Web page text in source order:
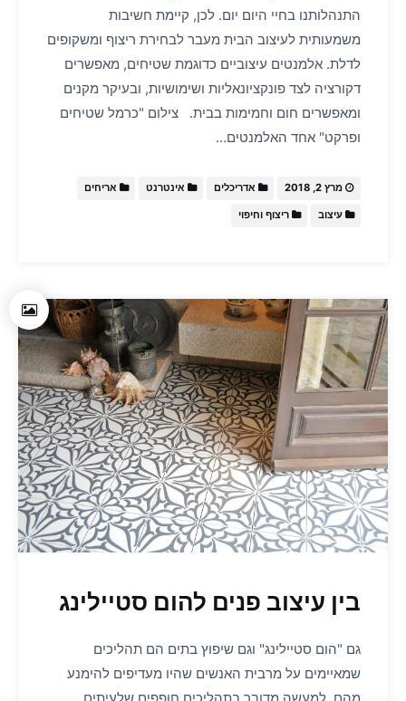
התנהלותנו בחיי היום יום. לכן, קיימת חשיבות
משמעותית לעיצוב הבית מעבר לבחירת ריצוף ומשקופים
לדלת. אלמנטים עיצוביים כדוגמת שטיחים, מאפשרים
דקורציה לצד פונקציונאליות ושימושיות, ובעיקר מקנים
ומאפשרים חום וחמימות בבית. צילום "כרמל שטיחים
ופרקט" אחד האלמנטים…
מרץ 2, 2018 אדריכלים אינטרנט אריחים
עיצוב ריצוף וחיפוי
בין עיצוב פנים להום סטיילינג
גם "הום סטיילינג" וגם שיפוץ בתים הם תהליכים
שמאיימים על מרבית האנשים שהיו מעדיפים להימנע